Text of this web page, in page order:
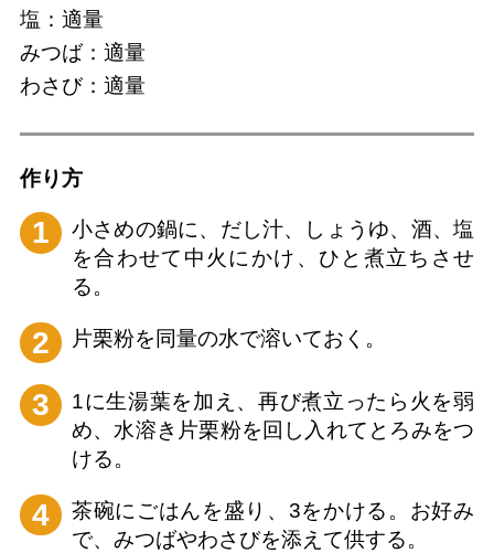
塩：適量
みつば：適量
わさび：適量
作り⽅
1
小さめの鍋に、だし汁、しょうゆ、酒、塩
を合わせて中火にかけ、ひと煮立ちさせ
る。
2 片栗粉を同量の水で溶いておく。
3
1に生湯葉を加え、再び煮立ったら火を弱
め、水溶き片栗粉を回し入れてとろみをつ
ける。
4
茶碗にごはんを盛り、3をかける。お好み
で、みつばやわさびを添えて供する。